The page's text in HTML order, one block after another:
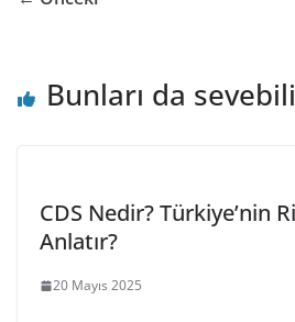
Bunları da
CDS Nedir? Türkiye’nin
Anlatır?
20 Mayıs 2025